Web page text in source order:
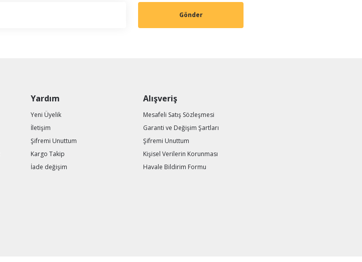
Gönder
Yardım
Yeni Üyelik
İletişim
Şifremi Unuttum
Kargo Takip
İade değişim
Alışveriş
Mesafeli Satış Sözleşmesi
Garanti ve Değişim Şartları
Şifremi Unuttum
Kişisel Verilerin Korunması
Havale Bildirim Formu